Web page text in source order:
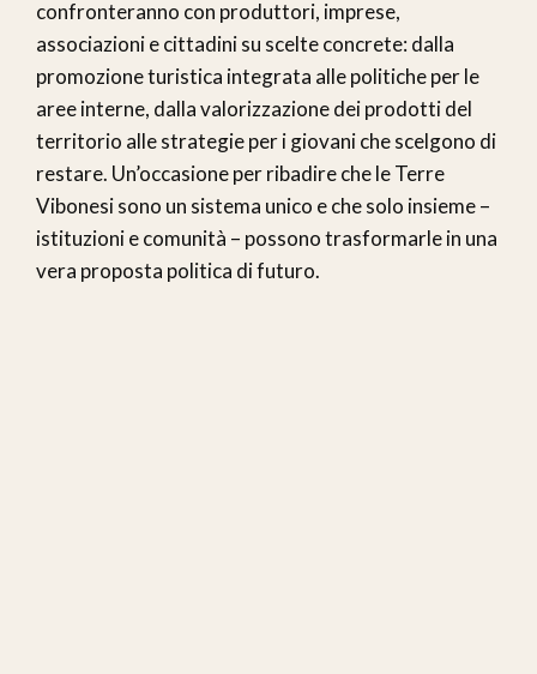
confronteranno con produttori, imprese,
associazioni e cittadini su scelte concrete: dalla
promozione turistica integrata alle politiche per le
aree interne, dalla valorizzazione dei prodotti del
territorio alle strategie per i giovani che scelgono di
restare. Un’occasione per ribadire che le Terre
Vibonesi sono un sistema unico e che solo insieme –
istituzioni e comunità – possono trasformarle in una
vera proposta politica di futuro.